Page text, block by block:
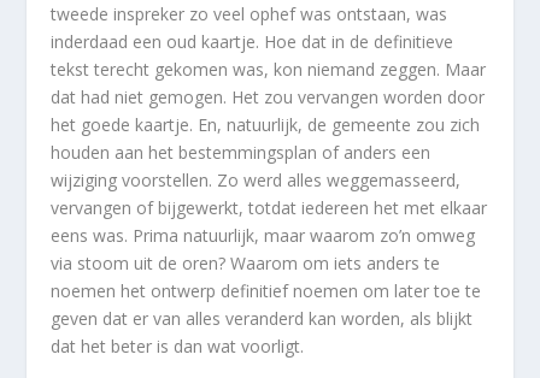
tweede inspreker zo veel ophef was ontstaan, was
inderdaad een oud kaartje. Hoe dat in de definitieve
tekst terecht gekomen was, kon niemand zeggen. Maar
dat had niet gemogen. Het zou vervangen worden door
het goede kaartje. En, natuurlijk, de gemeente zou zich
houden aan het bestemmingsplan of anders een
wijziging voorstellen. Zo werd alles weggemasseerd,
vervangen of bijgewerkt, totdat iedereen het met elkaar
eens was. Prima natuurlijk, maar waarom zo’n omweg
via stoom uit de oren? Waarom om iets anders te
noemen het ontwerp definitief noemen om later toe te
geven dat er van alles veranderd kan worden, als blijkt
dat het beter is dan wat voorligt.